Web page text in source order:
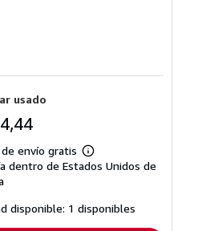
usado
envío gratis
Más
información
tarifas
de
envío
dentro de Estados Unidos de
disponible: 1 disponibles